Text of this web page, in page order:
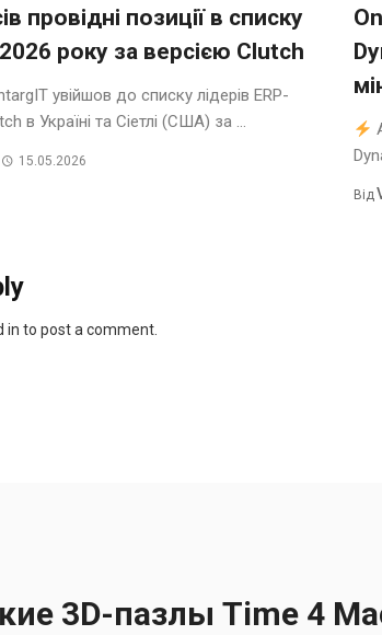
провідні позиції в списку
2026 року за версією Clutch
увійшов до списку лідерів ERP-
в Україні та Сіетлі (США) за ...
15.05.2026
Від
in to post a comment.
3D-пазлы Time 4